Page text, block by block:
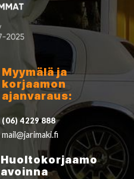
Myymälä ja
korjaamon
ajanvaraus:
(06) 4229 888
mail@jarimaki.fi
Huoltokorjaamo
avoinna